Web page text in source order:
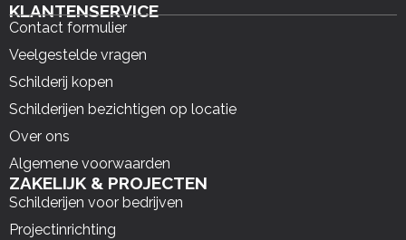
KLANTENSERVICE
Contact formulier
Veelgestelde vragen
Schilderij kopen
Schilderijen bezichtigen op locatie
Over ons
Algemene voorwaarden
ZAKELIJK & PROJECTEN
Schilderijen voor bedrijven
Projectinrichting